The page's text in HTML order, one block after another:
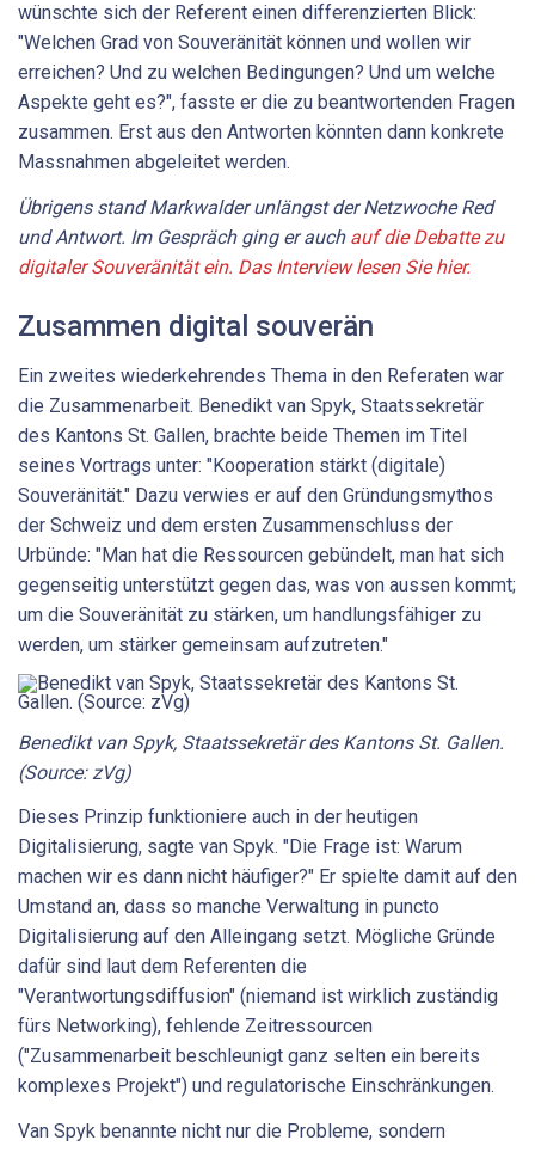
wünschte sich der Referent einen differenzierten Blick:
"Welchen Grad von Souveränität können und wollen wir
erreichen? Und zu welchen Bedingungen? Und um welche
Aspekte geht es?", fasste er die zu beantwortenden Fragen
zusammen. Erst aus den Antworten könnten dann konkrete
Massnahmen abgeleitet werden.
Übrigens standMarkwalderunlängst der Netzwoche Red
und Antwort. Im Gespräch ging er auch auf die Debatte zu
digitaler Souveränität ein. Das Interview lesen Sie hier.
Zusammen digital souverän
Ein zweites wiederkehrendes Thema in den Referaten war
die Zusammenarbeit. Benedikt van Spyk, Staatssekretär
des Kantons St. Gallen, brachte beide Themen im Titel
seines Vortrags unter: "Kooperation stärkt (digitale)
Souveränität." Dazu verwies er auf den Gründungsmythos
der Schweiz und dem ersten Zusammenschluss der
Urbünde: "Man hat die Ressourcen gebündelt, man hat sich
gegenseitig unterstützt gegen das, was von aussen kommt;
um die Souveränität zu stärken, um handlungsfähiger zu
werden, um stärker gemeinsam aufzutreten."
Benedikt van Spyk, Staatssekretär des Kantons St. Gallen.
(Source: zVg)
Dieses Prinzip funktioniere auch in der heutigen
Digitalisierung, sagte van Spyk. "Die Frage ist: Warum
machen wir es dann nicht häufiger?" Er spielte damit auf den
Umstand an, dass so manche Verwaltung in puncto
Digitalisierung auf den Alleingang setzt. Mögliche Gründe
dafür sind laut dem Referenten die
"Verantwortungsdiffusion" (niemand ist wirklich zuständig
fürs Networking), fehlende Zeitressourcen
("Zusammenarbeit beschleunigt ganz selten ein bereits
komplexes Projekt") und regulatorische Einschränkungen.
Van Spyk benannte nicht nur die Probleme, sondern